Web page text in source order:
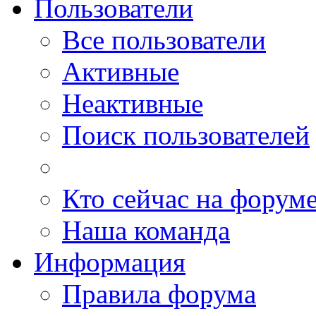
Пользователи
Все пользователи
Активные
Неактивные
Поиск пользователей
Кто сейчас на
Наша команда
Информация
Правила форума